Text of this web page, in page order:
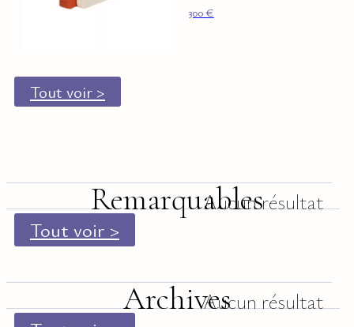
300€
Tout voir >
RemarquablesAucun résultat
Tout voir >
ArchivesAucun résultat